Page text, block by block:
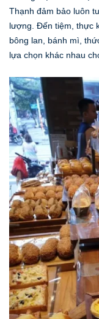
Thạnh đảm bảo luôn
lượng. Đến tiệm, thực
bông lan, bánh mì,
lựa chọn khác nhau